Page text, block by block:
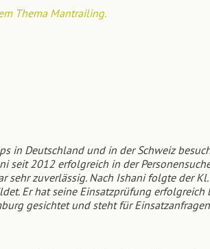
Thema Mantrailing.
in Deutschland und in der Schweiz
seit 2012 erfolgreich in der
zuverlässig. Nach Ishani folgte der
Er hat seine Einsatzprüfung erfolgreich
gesichtet und steht für